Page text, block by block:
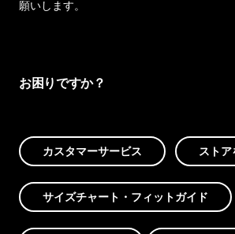
願いします。
お困りですか？
カスタマーサービス スト
サイズチャート・フィットガイド